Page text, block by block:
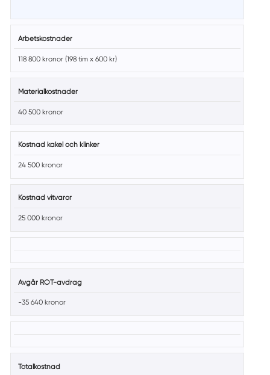
Arbetskostnader
118 800 kronor (198 tim x 600 kr)
Materialkostnader
40 500 kronor
Kostnad kakel och klinker
24 500 kronor
Kostnad vitvaror
25 000 kronor
Avgår ROT-avdrag
-35 640 kronor
Totalkostnad